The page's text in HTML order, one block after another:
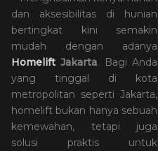
dan aksesibilitas di hunian
bertingkat kini semakin
mudah dengan adanya
Homelift Jakarta. Bagi Anda
yang tinggal di kota
metropolitan seperti Jakarta,
homelift bukan hanya sebuah
kemewahan, tetapi juga
solusi praktis untuk